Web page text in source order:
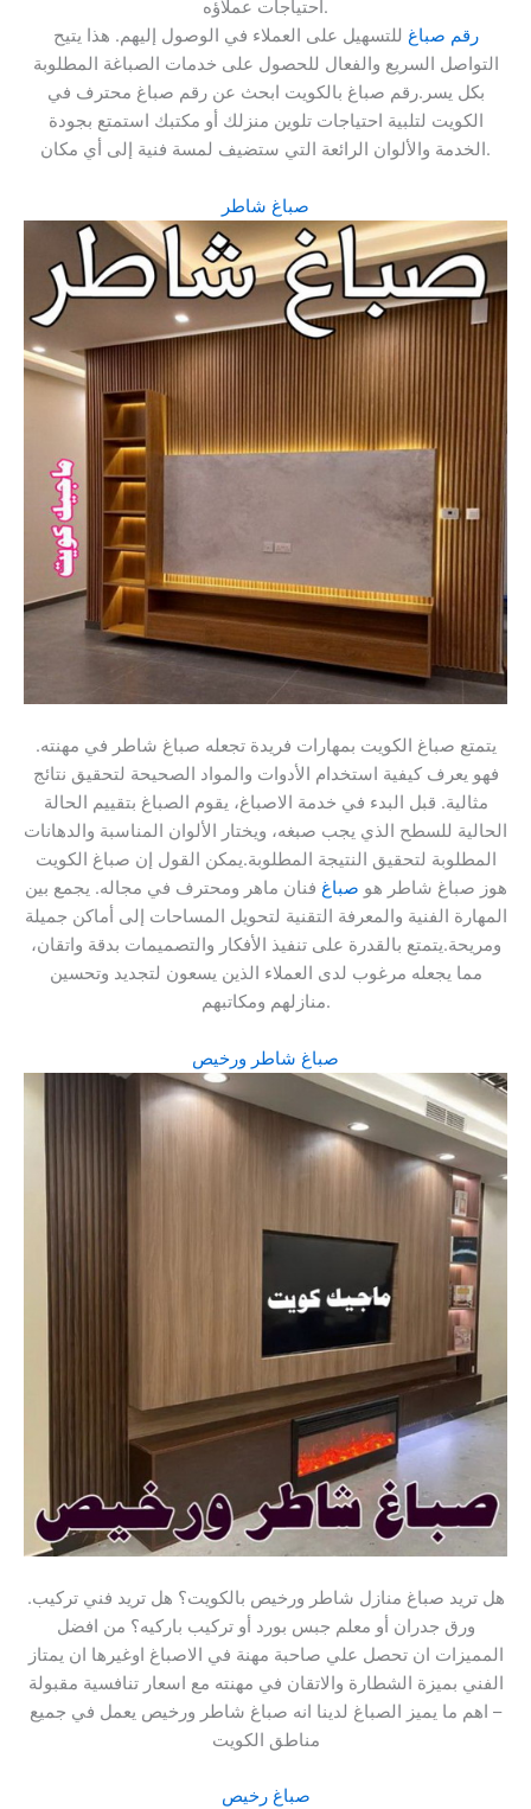
احتياجات عملاؤه.
رقم صباغ للتسهيل على العملاء في الوصول إليهم. هذا يتيح
التواصل السريع والفعال للحصول على خدمات الصباغة المطلوبة
بكل يسر.رقم صباغ بالكويت ابحث عن رقم صباغ محترف في
الكويت لتلبية احتياجات تلوين منزلك أو مكتبك استمتع بجودة
الخدمة والألوان الرائعة التي ستضيف لمسة فنية إلى أي مكان.
صباغ شاطر
يتمتع صباغ الكويت بمهارات فريدة تجعله صباغ شاطر في مهنته.
فهو يعرف كيفية استخدام الأدوات والمواد الصحيحة لتحقيق نتائج
مثالية. قبل البدء في خدمة الاصباغ، يقوم الصباغ بتقييم الحالة
الحالية للسطح الذي يجب صبغه، ويختار الألوان المناسبة والدهانات
المطلوبة لتحقيق النتيجة المطلوبة.يمكن القول إن صباغ الكويت
هوز صباغ شاطر هو صباغ فنان ماهر ومحترف في مجاله. يجمع بين
المهارة الفنية والمعرفة التقنية لتحويل المساحات إلى أماكن جميلة
ومريحة.يتمتع بالقدرة على تنفيذ الأفكار والتصميمات بدقة واتقان،
مما يجعله مرغوب لدى العملاء الذين يسعون لتجديد وتحسين
منازلهم ومكاتبهم.
صباغ شاطر ورخيص
.هل تريد صباغ منازل شاطر ورخيص بالكويت؟ هل تريد فني تركيب
ورق جدران أو معلم جبس بورد أو تركيب باركيه؟ من افضل
المميزات ان تحصل علي صاحبة مهنة في الاصباغ اوغيرها ان يمتاز
الفني بميزة الشطارة والاتقان في مهنته مع اسعار تنافسية مقبولة
– اهم ما يميز الصباغ لدينا انه صباغ شاطر ورخيص يعمل في جميع
مناطق الكويت
صباغ رخيص